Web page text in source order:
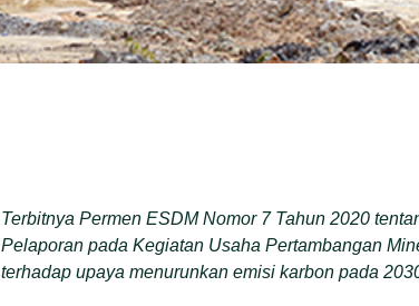
Terbitnya Permen ESDM Nomor 7 Tahun 2020
Pelaporan pada Kegiatan Usaha Pertambangan
terhadap upaya menurunkan emisi karbon pada